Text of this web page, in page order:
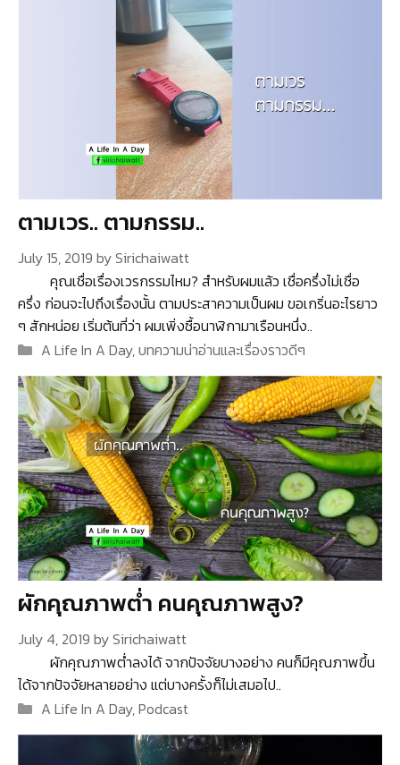
ตามเวร.. ตามกรรม..
July 15, 2019 bySirichaiwatt
คุณเชื่อเรื่องเวรกรรมไหม? สำหรับผมแล้ว เชื่อครึ่งไม่เชื่อ
ครึ่ง ก่อนจะไปถึงเรื่องนั้น ตามประสาความเป็นผม ขอเกริ่นอะไรยาว
ๆ สักหน่อย เริ่มต้นที่ว่า ผมเพิ่งซื้อนาฬิกามาเรือนหนึ่ง..
Categories
A Life In A Day,บทความน่าอ่านและเรื่องราวดีๆ
ผักคุณภาพต่ำ คนคุณภาพสูง?
July 4, 2019 bySirichaiwatt
ผักคุณภาพต่ำลงได้ จากปัจจัยบางอย่าง คนก็มีคุณภาพขึ้น
ได้จากปัจจัยหลายอย่าง แต่บางครั้งก็ไม่เสมอไป..
Categories
A Life In A Day,Podcast